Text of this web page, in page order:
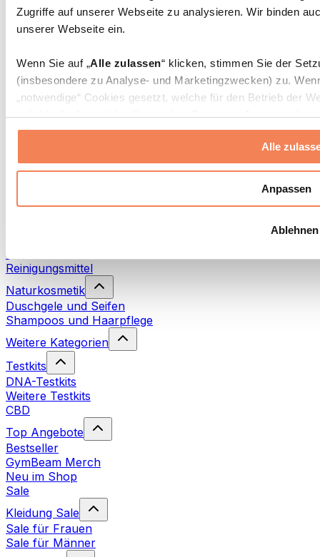
Zugriffe auf unserer Webseite zu analysieren. Wir binden
unserer Webseite ein.
Wenn Sie auf „Alle zulassen“ klicken, stimmen Sie der
(insbesondere zu Analyse- und Marketingzwecken) zu.
„notwendige“ Cookies gesetzt, welche für den Betrieb der
individuelle Auswahl treffen, indem Sie unter „Anpassen“
erlauben“ klicken.
Weitere Informationen über die Verarbeitung Ihrer Daten
Datenschutzerklärung
Alle
Anpassen
Ablehnen
Essenstaschen und Meal-Prep-Zubehör
Sporttaschen
Zubehör nach Aktivität
Laufen
Kampfsport
Yoga & Pilates
Wandern
Rotlichttherapie
Waschmittel
Reinigungsmittel
Naturkosmetik
Duschgele und Seifen
Shampoos und Haarpflege
Weitere Kategorien
Testkits
DNA-Testkits
Weitere Testkits
CBD
Top Angebote
Bestseller
GymBeam Merch
Neu im Shop
Sale
Kleidung Sale
Sale für Frauen
Sale für Männer